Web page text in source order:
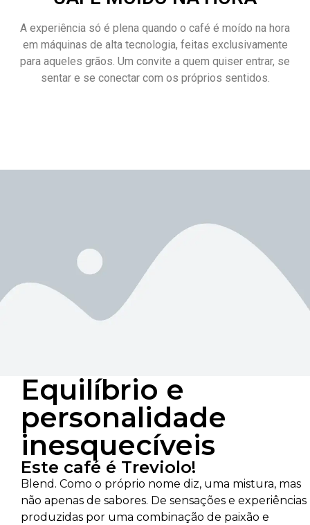
A experiência só é plena quando o café é moído na hora
em máquinas de alta tecnologia, feitas exclusivamente
para aqueles grãos. Um convite a quem quiser entrar, se
sentar e se conectar com os próprios sentidos.
Equilíbrio e
personalidade
inesquecíveis
Este café é Treviolo!
Blend. Como o próprio nome diz, uma mistura, mas
não apenas de sabores. De sensações e experiências
produzidas por uma combinação de paixão e